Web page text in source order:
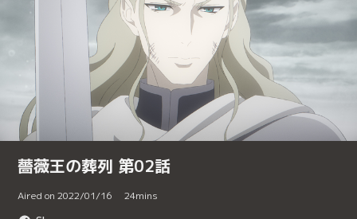
薔薇王の葬列 第02話
Aired on 2022/01/16 24mins